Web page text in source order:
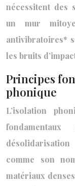
nécessitent des
un mur
antivibratoires*
les bruits
Principes
phonique
L’isolation
comme son
matériaux